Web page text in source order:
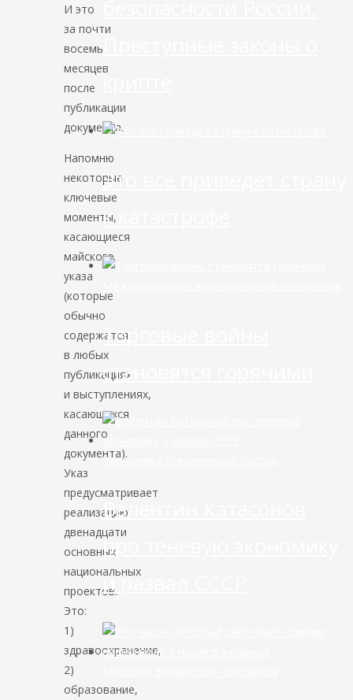
И это
за почти
восемь
месяцев
после
публикации
документа.
Напомню
некоторые
ключевые
моменты,
касающиеся
майского
указа
(которые
обычно
содержатся
в любых
публикациях
и выступлениях,
касающихся
данного
документа).
Указ
предусматривает
реализацию
двенадцати
основных
национальных
проектов.
Это:
1)
здравоохранение,
2)
образование,
крипте
Это всё приведёт страну
к катастрофе
Торговые войны
становятся горячими
Экономика современной России
Валентин Катасонов
про теневую экономику
и развал СССР